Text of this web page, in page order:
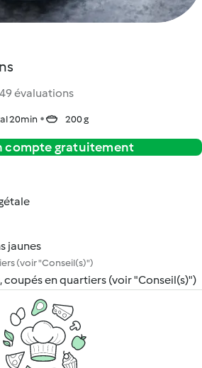
49 évaluations
20min 200 g
compte gratuitement
jaunes
(voir "Conseil(s)")
coupés en quartiers (voir "Conseil(s)")